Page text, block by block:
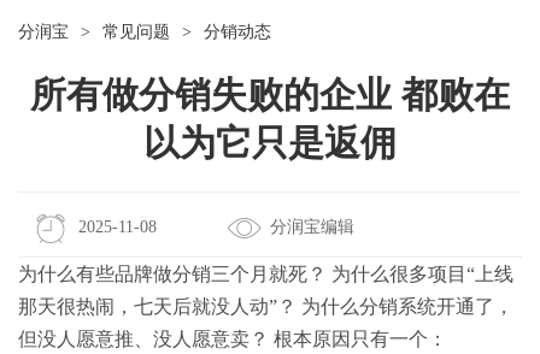
分润宝 > 常见问题 > 分销动态
所有做分销失败的企业 都败在
以为它只是返佣
2025-11-08 分润宝编辑
为什么有些品牌做分销三个月就死？ 为什么很多项目“上线
那天很热闹，七天后就没人动”？ 为什么分销系统开通了，
但没人愿意推、没人愿意卖？ 根本原因只有一个：